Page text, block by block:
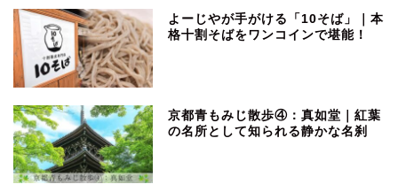
よーじやが手がける「10そば」｜本
格十割そばをワンコインで堪能！
京都青もみじ散歩④：真如堂｜紅葉
の名所として知られる静かな名刹